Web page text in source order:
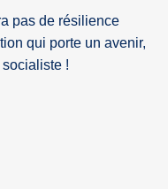
pas de résilience
qui porte un avenir,
!